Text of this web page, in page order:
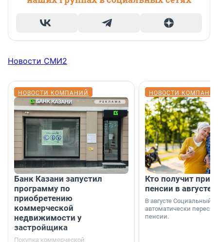
Новости СМИ2
НОВОСТИ КОМПАНИЙ
Банк Казани запустил
программу по
приобретению
коммерческой
недвижимости у
застройщика
Покупка коммерческой
НОВОСТИ
Кто получит
пенсии в августе
В августе Социальный
автоматически
пенсии.